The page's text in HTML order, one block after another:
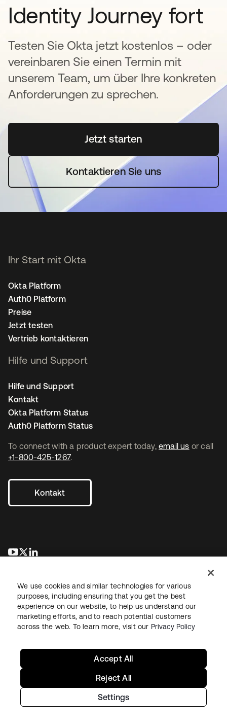
Identity Journey fort
Testen Sie Okta jetzt kostenlos – oder
vereinbaren Sie einen Termin mit
unserem Team, um über Ihre konkreten
Anforderungen zu sprechen.
Jetzt startenwird in einer neuen
Kontaktieren Sie uns
To connect with a product expert today, email us or call
+1-800-425-1267.
Kontakt
wird in einer neuen Registerkarte geöffnet
wird in einer neuen Registerkarte geöffnet
Ihr Start mit Okta
Okta Platform
Auth0 Platform
Preise
Jetzt testen
Vertrieb kontaktieren
Hilfe und Support
Hilfe und Support
Kontakt
Okta Platform Status
Auth0 Platform Status
RechtDatenschutzrichtlinieNutzungsbedingungenSicherheit
Copyright © 2026 Okta. Alle Rechte vorbehalten.
We use cookies and similar technologies for various
purposes, including ensuring that you get the best
experience on our website, to help us understand our
marketing efforts, and to reach potential customers
across the web. To learn more, visit our Privacy Policy
Settings
Reject All
Accept All